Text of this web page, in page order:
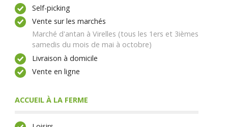
Self-picking
Vente sur les marchés
Marché d'antan à Virelles (tous les 1ers et 3ièmes
samedis du mois de mai à octobre)
Livraison à domicile
Vente en ligne
ACCUEIL À LA FERME